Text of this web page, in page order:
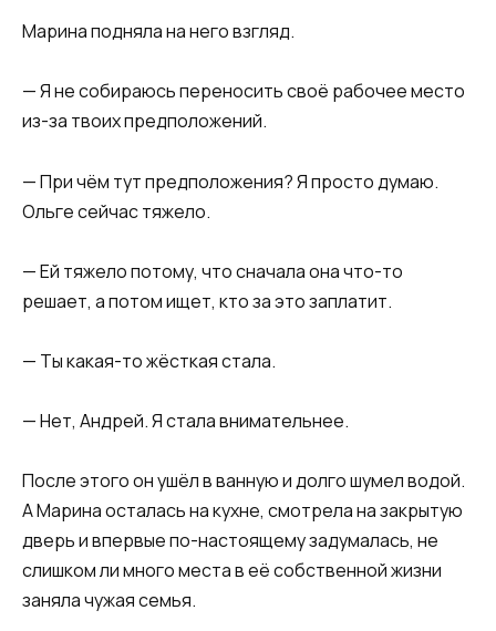
Марина подняла на него взгляд.
— Я не собираюсь переносить своё рабочее место
из-за твоих предположений.
— При чём тут предположения? Я просто думаю.
Ольге сейчас тяжело.
— Ей тяжело потому, что сначала она что-то
решает, а потом ищет, кто за это заплатит.
— Ты какая-то жёсткая стала.
— Нет, Андрей. Я стала внимательнее.
После этого он ушёл в ванную и долго шумел водой.
А Марина осталась на кухне, смотрела на закрытую
дверь и впервые по-настоящему задумалась, не
слишком ли много места в её собственной жизни
заняла чужая семья.